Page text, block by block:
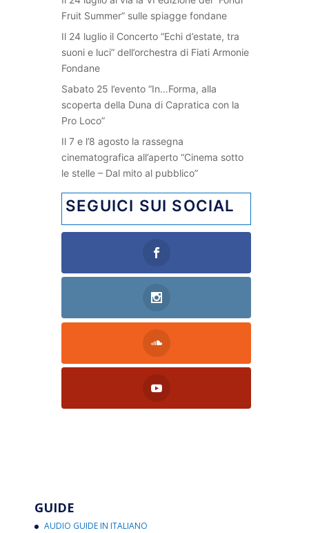
Fruit Summer” sulle spiagge fondane
Il 24 luglio il Concerto “Echi d’estate, tra
suoni e luci” dell’orchestra di Fiati Armonie
Fondane
Sabato 25 l’evento “In…Forma, alla
scoperta della Duna di Capratica con la
Pro Loco”
Il 7 e l’8 agosto la rassegna
cinematografica all’aperto “Cinema sotto
le stelle – Dal mito al pubblico”
SEGUICI SUI SOCIAL
GUIDE
AUDIO GUIDE IN ITALIANO